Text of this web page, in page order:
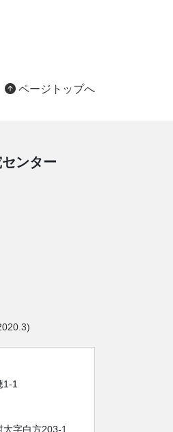
ページトップへ
ンター
1-1
字白方203-1